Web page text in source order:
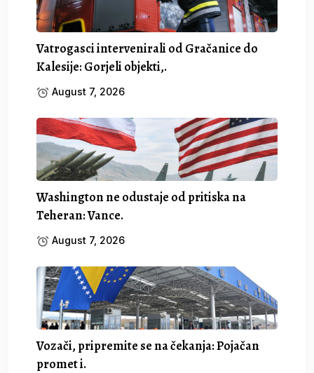
Vatrogasci intervenirali od Gračanice do
Kalesije: Gorjeli objekti,.
August 7, 2026
Washington ne odustaje od pritiska na
Teheran: Vance.
August 7, 2026
Vozači, pripremite se na čekanja: Pojačan
promet i.